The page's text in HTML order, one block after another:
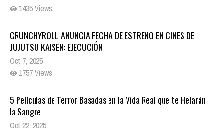
1435 Views
CRUNCHYROLL ANUNCIA FECHA DE ESTRENO EN CINES DE
JUJUTSU KAISEN: EJECUCIÓN
Oct 7, 2025
1757 Views
5 Películas de Terror Basadas en la Vida Real que te Helarán
la Sangre
Oct 22, 2025